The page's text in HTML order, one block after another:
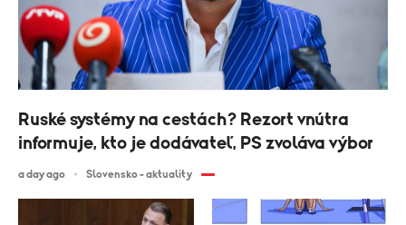
Ruské systémy na cestách? Rezort vnútra
informuje, kto je dodávateľ, PS zvoláva výbor
a day ago Slovensko - aktuality